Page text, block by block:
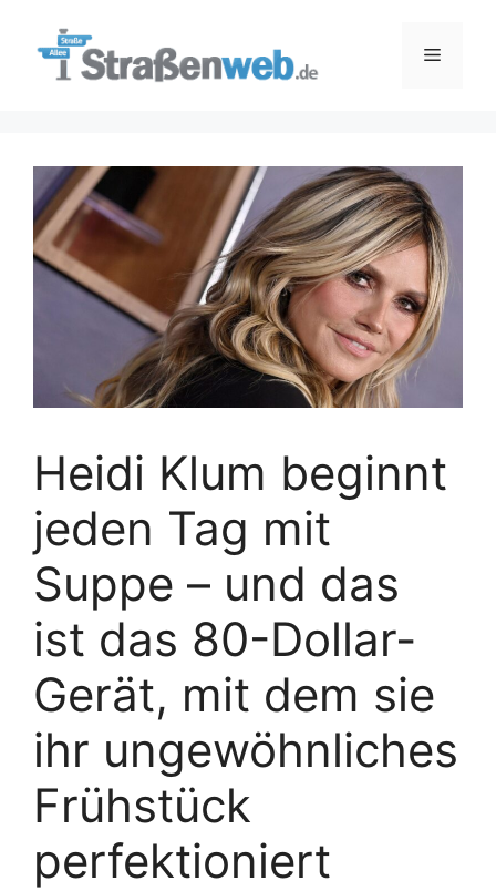
Menü
Heidi Klum beginnt
jeden Tag mit
Suppe – und das
ist das 80-Dollar-
Gerät, mit dem sie
ihr ungewöhnliches
Frühstück
perfektioniert